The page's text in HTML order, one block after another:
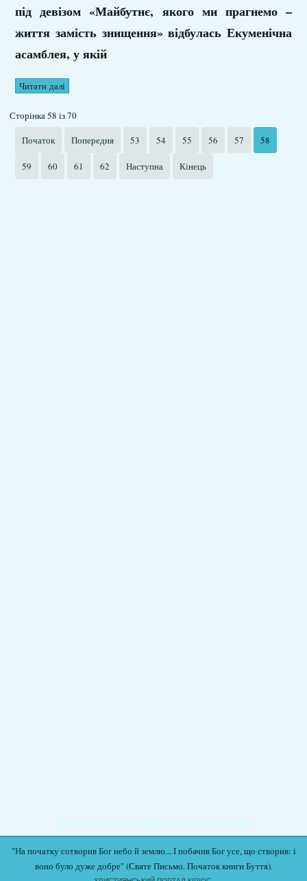
під девізом «Майбутнє, якого ми прагнемо –
життя замість знищення» відбулась Екуменічна
асамблея, у якій
Читати далі
Сторінка 58 із 70
Початок
Попередня 53 54 55 56 57 58
59 60 61 62 Наступна Кінець
Подати записку на молитву Богослужіння онлайн
"На початку сотворив Бог небо й землю... І побачив Бог усе, що створив: і
воно було дуже добре" (Святе Письмо. Початок книги Буття).